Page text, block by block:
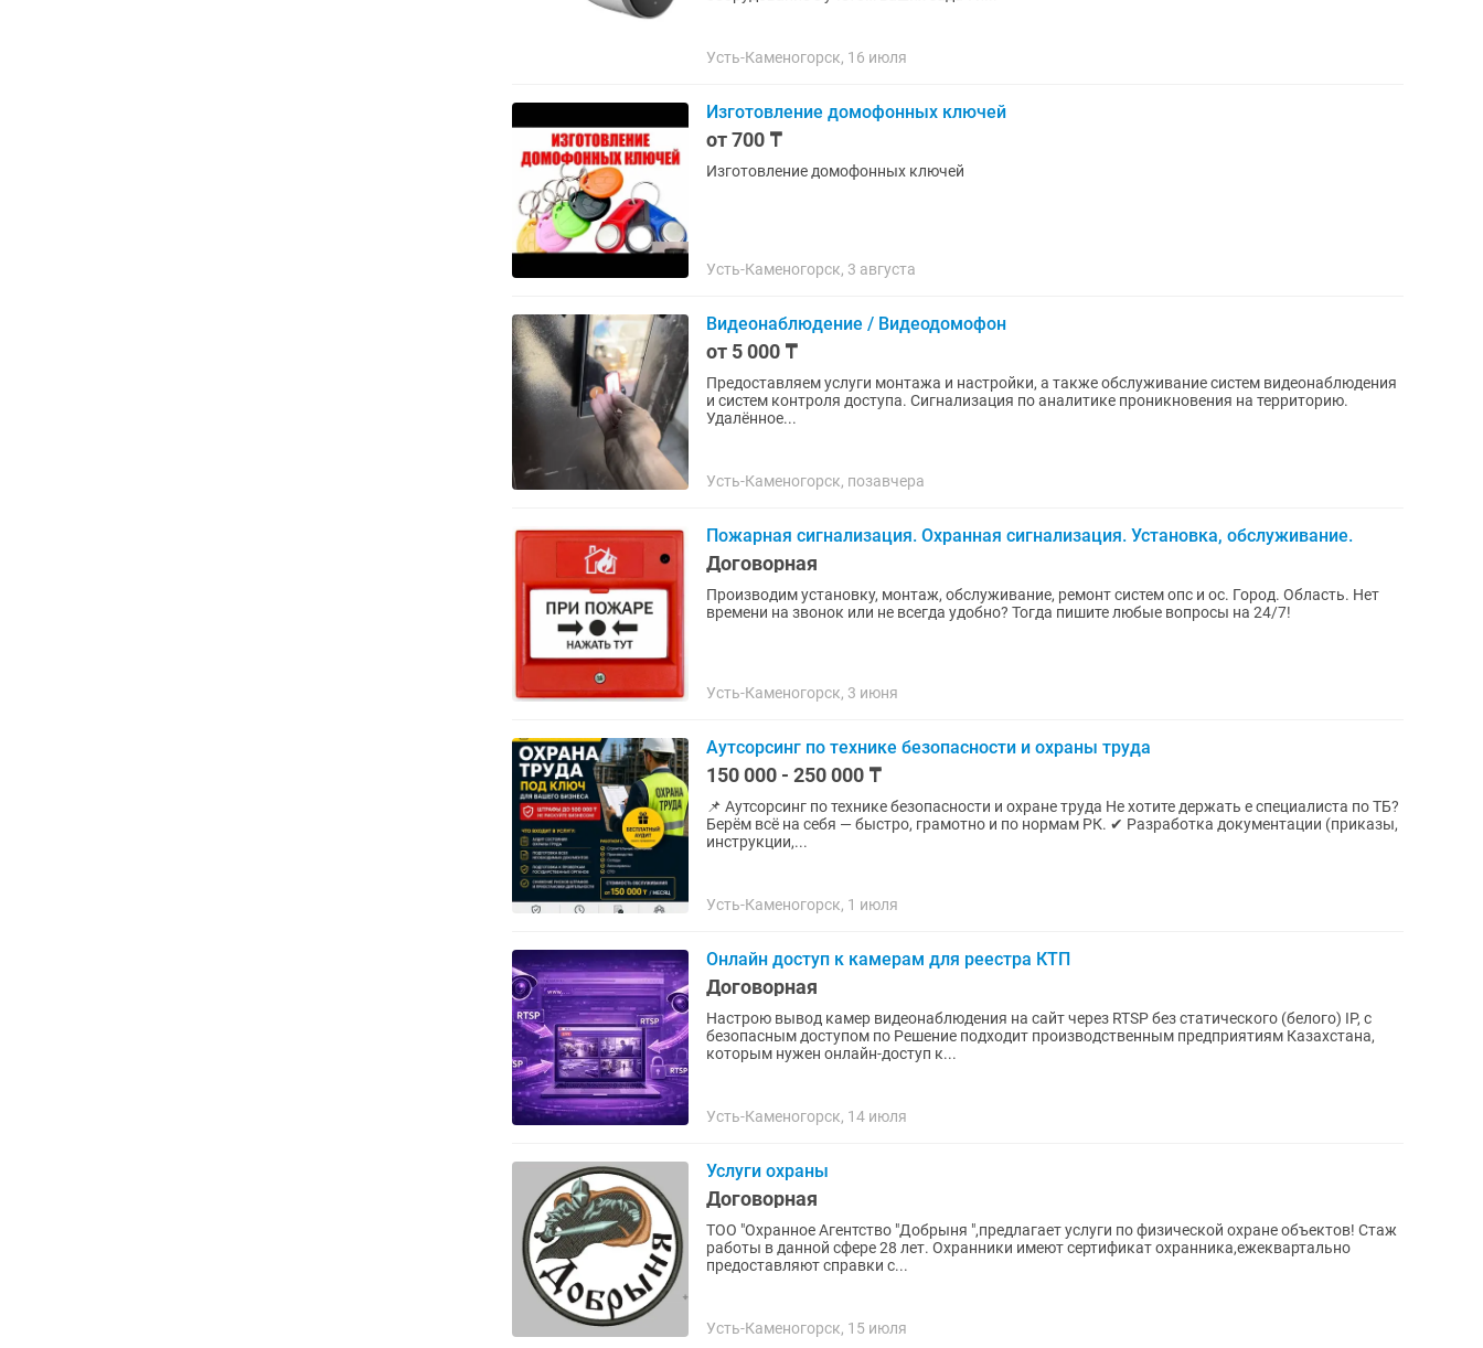
Усть-Каменогорск, 16 июля
Изготовление домофонных ключей
от 700 ₸
Изготовление домофонных ключей
Усть-Каменогорск, 3 августа
Видеонаблюдение / Видеодомофон
от 5 000 ₸
Предоставляем услуги монтажа и настройки, а также обслуживание систем видеонаблюдения
и систем контроля доступа. Сигнализация по аналитике проникновения на территорию.
Удалённое...
Усть-Каменогорск, позавчера
Пожарная сигнализация. Охранная сигнализация. Установка, обслуживание.
Договорная
Производим установку, монтаж, обслуживание, ремонт систем опс и ос. Город. Область. Нет
времени на звонок или не всегда удобно? Тогда пишите любые вопросы на 24/7!
Усть-Каменогорск, 3 июня
Аутсорсинг по технике безопасности и охраны труда
150 000 - 250 000 ₸
📌 Аутсорсинг по технике безопасности и охране труда Не хотите держать е специалиста по ТБ?
Берём всё на себя — быстро, грамотно и по нормам РК. ✔ Разработка документации (приказы,
инструкции,...
Усть-Каменогорск, 1 июля
Онлайн доступ к камерам для реестра КТП
Договорная
Настрою вывод камер видеонаблюдения на сайт через RTSP без статического (белого) IP, с
безопасным доступом по Решение подходит производственным предприятиям Казахстана,
которым нужен онлайн-доступ к...
Усть-Каменогорск, 14 июля
Услуги охраны
Договорная
ТОО "Охранное Агентство "Добрыня ",предлагает услуги по физической охране объектов! Стаж
работы в данной сфере 28 лет. Охранники имеют сертификат охранника,ежеквартально
предоставляют справки с...
Усть-Каменогорск, 15 июля